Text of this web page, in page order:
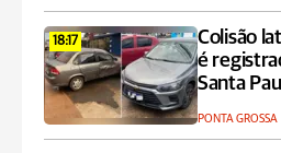
18:17
Colisão
é
Santa
PONTA GROSSA